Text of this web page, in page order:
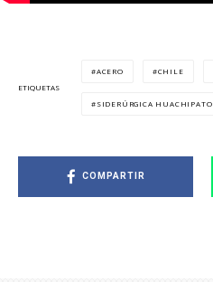
ETIQUETAS
ACERO CHILE
SIDERÚRGICA HUACHIPATO
COMPARTIR